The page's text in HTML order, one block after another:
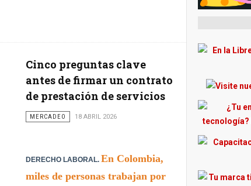
Cinco preguntas clave
antes de firmar un contrato
de prestación de servicios
MERCADEO 18 ABRIL 2026
DERECHO LABORAL. En Colombia,
miles de personas trabajan por